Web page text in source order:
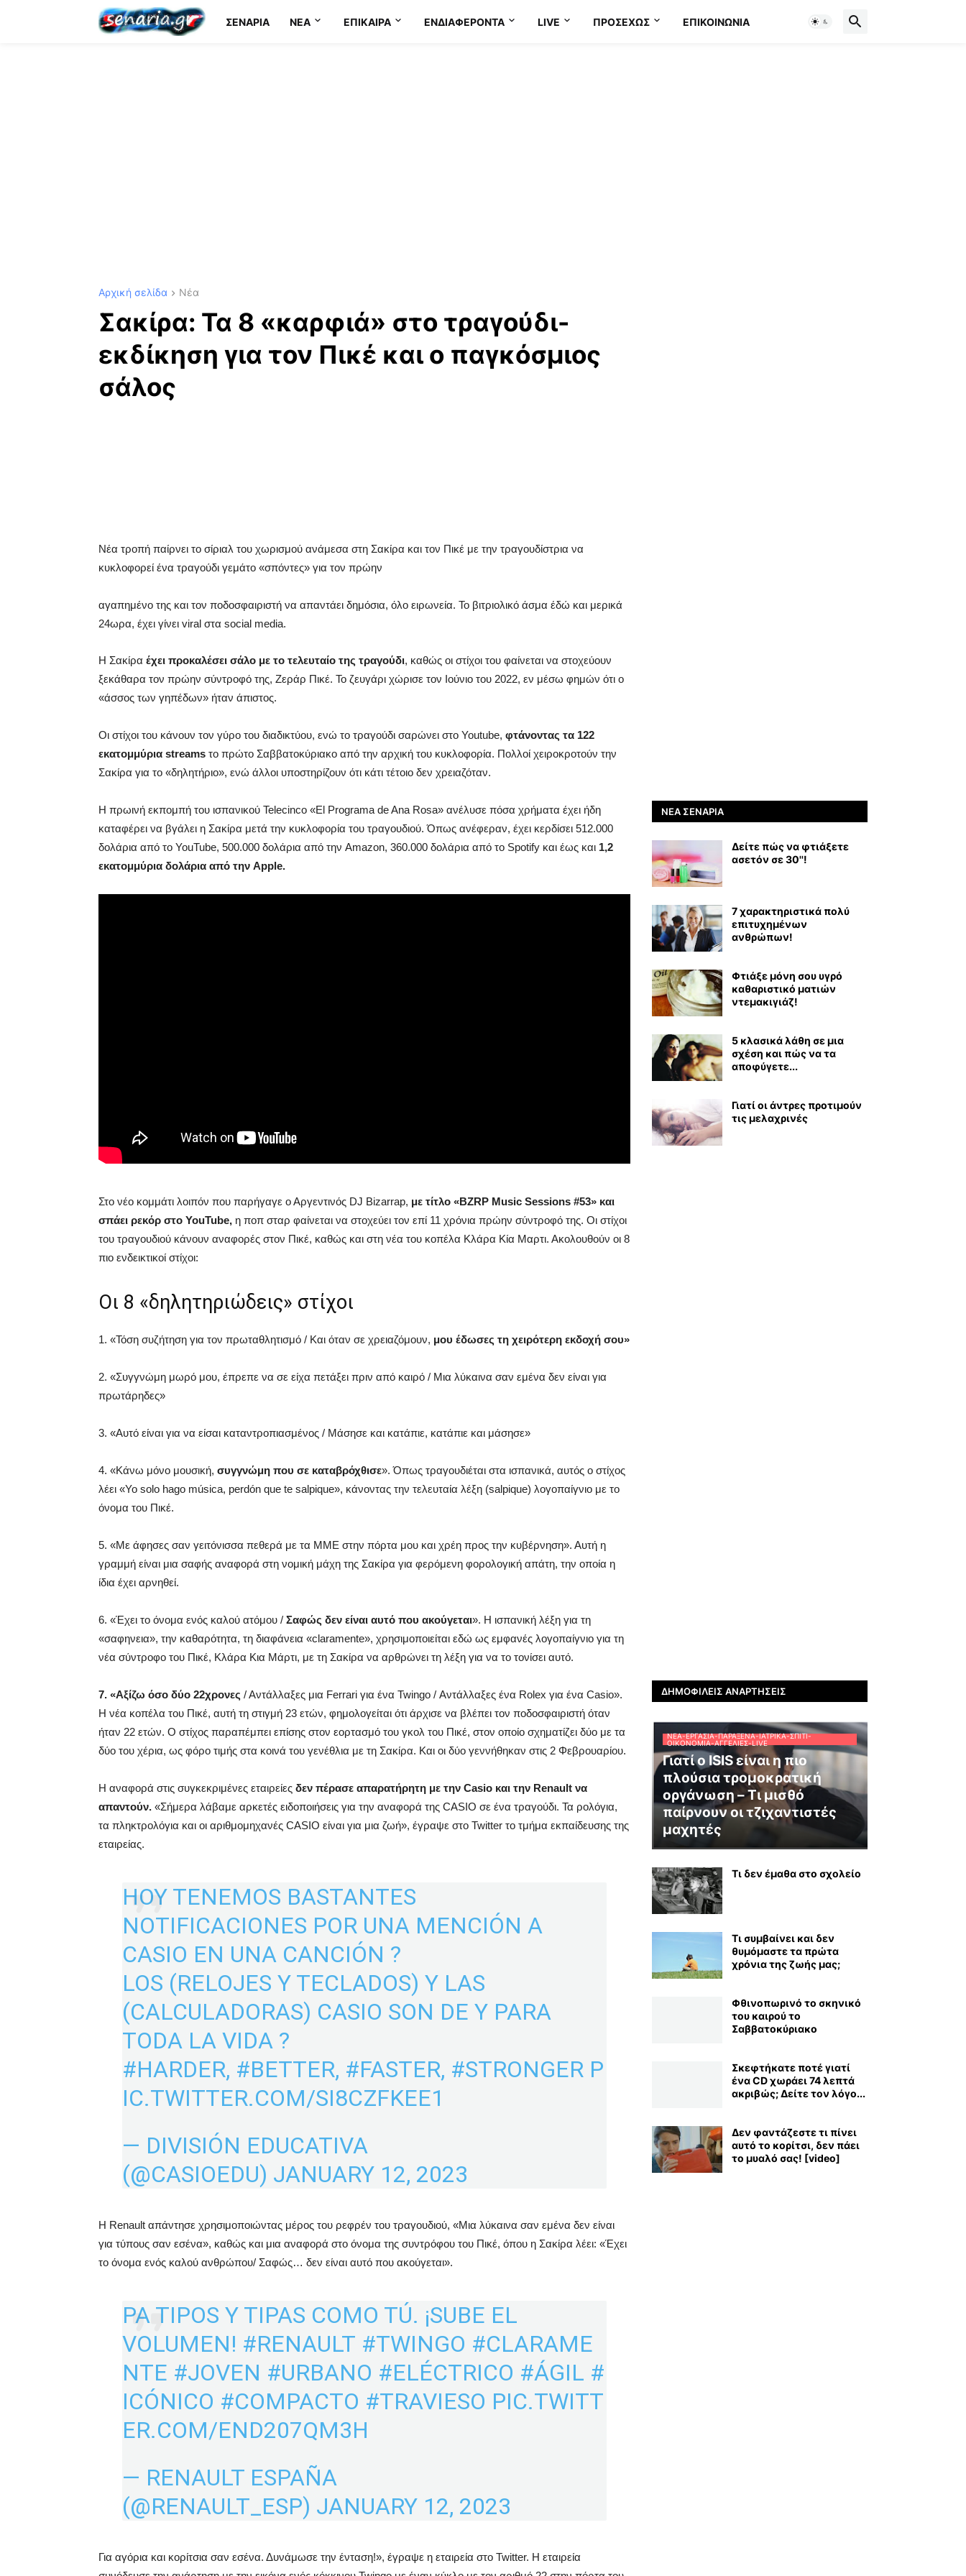
ΣΕΝΆΡΙΑ NEA ΕΠΊΚΑΙΡΑ ΕΝΔΙΑΦΈΡΟΝΤΑ LIVE ΠΡΟΣΕΧΩΣ ΕΠΙΚΟΙΝΩΝΊΑ
Αρχική σελίδα Νέα
Σακίρα: Τα 8 «καρφιά» στο τραγούδι-
εκδίκηση για τον Πικέ και ο παγκόσμιος
σάλος
Νέα τροπή παίρνει το σίριαλ του χωρισμού ανάμεσα στη Σακίρα και τον Πικέ με την τραγουδίστρια να
κυκλοφορεί ένα τραγούδι γεμάτο «σπόντες» για τον πρώην
αγαπημένο της και τον ποδοσφαιριστή να απαντάει δημόσια, όλο ειρωνεία. Το βιτριολικό άσμα έδώ και μερικά
24ωρα, έχει γίνει viral στα social media.
Η Σακίρα έχει προκαλέσει σάλο με το τελευταίο της τραγούδι, καθώς οι στίχοι του φαίνεται να στοχεύουν
ξεκάθαρα τον πρώην σύντροφό της, Ζεράρ Πικέ. Το ζευγάρι χώρισε τον Ιούνιο του 2022, εν μέσω φημών ότι ο
«άσσος των γηπέδων» ήταν άπιστος.
Οι στίχοι του κάνουν τον γύρο του διαδικτύου, ενώ το τραγούδι σαρώνει στο Youtube, φτάνοντας τα 122
εκατομμύρια streams το πρώτο Σαββατοκύριακο από την αρχική του κυκλοφορία. Πολλοί χειροκροτούν την
Σακίρα για το «δηλητήριο», ενώ άλλοι υποστηρίζουν ότι κάτι τέτοιο δεν χρειαζόταν.
Η πρωινή εκπομπή του ισπανικού Telecinco «El Programa de Ana Rosa» ανέλυσε πόσα χρήματα έχει ήδη
καταφέρει να βγάλει η Σακίρα μετά την κυκλοφορία του τραγουδιού. Όπως ανέφεραν, έχει κερδίσει 512.000
δολάρια από το YouTube, 500.000 δολάρια από την Amazon, 360.000 δολάρια από το Spotify και έως και 1,2
εκατομμύρια δολάρια από την Apple.
Στο νέο κομμάτι λοιπόν που παρήγαγε ο Αργεντινός DJ Bizarrap, με τίτλο «BZRP Music Sessions #53» και
σπάει ρεκόρ στο YouTube, η ποπ σταρ φαίνεται να στοχεύει τον επί 11 χρόνια πρώην σύντροφό της. Οι στίχοι
του τραγουδιού κάνουν αναφορές στον Πικέ, καθώς και στη νέα του κοπέλα Κλάρα Κία Μαρτι. Ακολουθούν οι 8
πιο ενδεικτικοί στίχοι:
Οι 8 «δηλητηριώδεις» στίχοι
1. «Τόση συζήτηση για τον πρωταθλητισμό / Και όταν σε χρειαζόμουν, μου έδωσες τη χειρότερη εκδοχή σου»
2. «Συγγνώμη μωρό μου, έπρεπε να σε είχα πετάξει πριν από καιρό / Μια λύκαινα σαν εμένα δεν είναι για
πρωτάρηδες»
3. «Αυτό είναι για να είσαι καταντροπιασμένος / Μάσησε και κατάπιε, κατάπιε και μάσησε»
4. «Κάνω μόνο μουσική, συγγνώμη που σε καταβρόχθισε». Όπως τραγουδιέται στα ισπανικά, αυτός ο στίχος
λέει «Yo solo hago música, perdón que te salpique», κάνοντας την τελευταία λέξη (salpique) λογοπαίγνιο με το
όνομα του Πικέ.
5. «Με άφησες σαν γειτόνισσα πεθερά με τα ΜΜΕ στην πόρτα μου και χρέη προς την κυβέρνηση». Αυτή η
γραμμή είναι μια σαφής αναφορά στη νομική μάχη της Σακίρα για φερόμενη φορολογική απάτη, την οποία η
ίδια έχει αρνηθεί.
6. «Έχει το όνομα ενός καλού ατόμου / Σαφώς δεν είναι αυτό που ακούγεται». Η ισπανική λέξη για τη
«σαφηνεια», την καθαρότητα, τη διαφάνεια «claramente», χρησιμοποιείται εδώ ως εμφανές λογοπαίγνιο για τη
νέα σύντροφο του Πικέ, Κλάρα Κια Μάρτι, με τη Σακίρα να αρθρώνει τη λέξη για να το τονίσει αυτό.
7. «Αξίζω όσο δύο 22χρονες / Αντάλλαξες μια Ferrari για ένα Twingo / Αντάλλαξες ένα Rolex για ένα Casio».
Η νέα κοπέλα του Πικέ, αυτή τη στιγμή 23 ετών, φημολογείται ότι άρχισε να βλέπει τον ποδοσφαιριστή όταν
ήταν 22 ετών. Ο στίχος παραπέμπει επίσης στον εορτασμό του γκολ του Πικέ, στον οποίο σχηματίζει δύο με τα
δύο του χέρια, ως φόρο τιμής στα κοινά του γενέθλια με τη Σακίρα. Και οι δύο γεννήθηκαν στις 2 Φεβρουαρίου.
Η αναφορά στις συγκεκριμένες εταιρείες δεν πέρασε απαρατήρητη με την Casio και την Renault να
απαντούν. «Σήμερα λάβαμε αρκετές ειδοποιήσεις για την αναφορά της CASIO σε ένα τραγούδι. Τα ρολόγια,
τα πληκτρολόγια και οι αριθμομηχανές CASIO είναι για μια ζωή», έγραψε στο Twitter το τμήμα εκπαίδευσης της
εταιρείας.
HOY TENEMOS BASTANTES
NOTIFICACIONES POR UNA MENCIÓN A
CASIO EN UNA CANCIÓN ?
LOS (RELOJES Y TECLADOS) Y LAS
(CALCULADORAS) CASIO SON DE Y PARA
TODA LA VIDA ?
#HARDER, #BETTER, #FASTER, #STRONGER P
IC.TWITTER.COM/SI8CZFKEE1
— DIVISIÓN EDUCATIVA
(@CASIOEDU) JANUARY 12, 2023
Η Renault απάντησε χρησιμοποιώντας μέρος του ρεφρέν του τραγουδιού, «Μια λύκαινα σαν εμένα δεν είναι
για τύπους σαν εσένα», καθώς και μια αναφορά στο όνομα της συντρόφου του Πικέ, όπου η Σακίρα λέει: «Έχει
το όνομα ενός καλού ανθρώπου/ Σαφώς… δεν είναι αυτό που ακούγεται».
PA TIPOS Y TIPAS COMO TÚ. ¡SUBE EL
VOLUMEN! #RENAULT #TWINGO #CLARAME
NTE #JOVEN #URBANO #ELÉCTRICO #ÁGIL #
ICÓNICO #COMPACTO #TRAVIESO PIC.TWITT
ER.COM/END207QM3H
— RENAULT ESPAÑA
(@RENAULT_ESP) JANUARY 12, 2023
Για αγόρια και κορίτσια σαν εσένα. Δυνάμωσε την ένταση!», έγραψε η εταιρεία στο Twitter. Η εταιρεία
ΝΈΑ ΣΕΝΆΡΙΑ
Δείτε πώς να φτιάξετε
ασετόν σε 30''!
7 χαρακτηριστικά πολύ
επιτυχημένων
ανθρώπων!
Φτιάξε μόνη σου υγρό
καθαριστικό ματιών
ντεμακιγιάζ!
5 κλασικά λάθη σε μια
σχέση και πώς να τα
αποφύγετε...
Γιατί οι άντρες προτιμούν
τις μελαχρινές
ΔΗΜΟΦΙΛΕΊΣ ΑΝΑΡΤΉΣΕΙΣ
ΝΈΑ-ΕΡΓΑΣΊΑ-ΠΑΡΆΞΕΝΑ-ΙΑΤΡΙΚΆ-ΣΠΊΤΙ-
ΟΙΚΟΝΟΜΊΑ-ΑΓΓΕΛΊΕΣ-LIVE
Γιατί ο ISIS είναι η πιο
πλούσια τρομοκρατική
οργάνωση – Τι μισθό
παίρνουν οι τζιχαντιστές
μαχητές
Τι δεν έμαθα στο σχολείο
Τι συμβαίνει και δεν
θυμόμαστε τα πρώτα
χρόνια της ζωής μας;
Φθινοπωρινό το σκηνικό
του καιρού το
Σαββατοκύριακο
Σκεφτήκατε ποτέ γιατί
ένα CD χωράει 74 λεπτά
ακριβώς; Δείτε τον λόγο...
Δεν φαντάζεστε τι πίνει
αυτό το κορίτσι, δεν πάει
το μυαλό σας! [video]